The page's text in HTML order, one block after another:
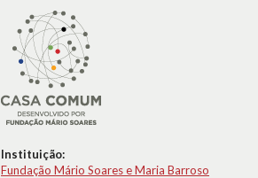
Instituição:
Fundação Mário Soares e Maria Barroso